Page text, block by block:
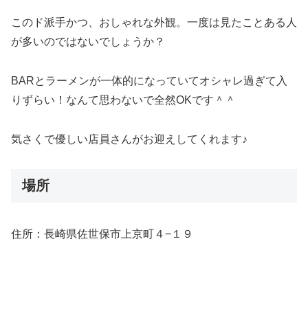
このド派手かつ、おしゃれな外観。一度は見たことある人
が多いのではないでしょうか？
BARとラーメンが一体的になっていてオシャレ過ぎて入
りずらい！なんて思わないで全然OKです＾＾
気さくで優しい店員さんがお迎えしてくれます♪
場所
住所： 長崎県佐世保市上京町４−１９